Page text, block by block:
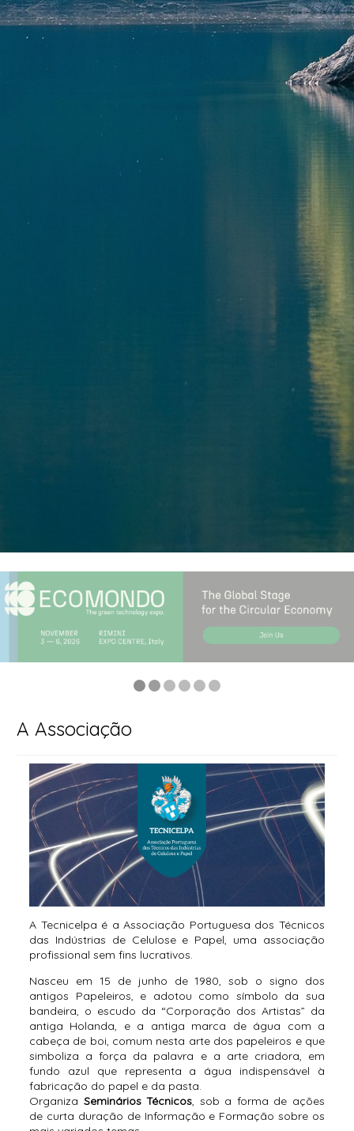
A Associação
A Tecnicelpa é a Associação Portuguesa dos Técnicos
das Indústrias de Celulose e Papel, uma associação
profissional sem fins lucrativos.
Nasceu em 15 de junho de 1980, sob o signo dos
antigos Papeleiros, e adotou como símbolo da sua
bandeira, o escudo da “Corporação dos Artistas” da
antiga Holanda, e a antiga marca de água com a
cabeça de boi, comum nesta arte dos papeleiros e que
simboliza a força da palavra e a arte criadora, em
fundo azul que representa a água indispensável à
fabricação do papel e da pasta.
Organiza Seminários Técnicos, sob a forma de ações
de curta duração de Informação e Formação sobre os